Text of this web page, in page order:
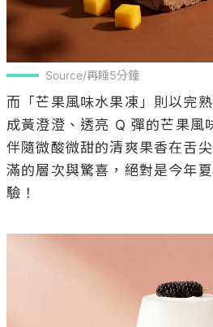
Source/再睡5分鐘
而「芒果風味水果凍」則以完
成黃澄澄、透亮 Q 彈的芒果風
伴隨微酸微甜的清爽果香在舌
滿的層次與驚喜，絕對是今年
驗！